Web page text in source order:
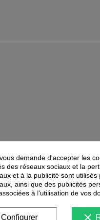
-35%
demande d'accepter les
des réseaux sociaux et la
et à la publicité sont
ainsi que des publicités
à l'utilisation de vos
clear
Configurer